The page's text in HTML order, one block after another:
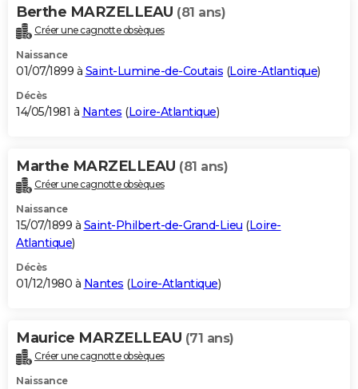
Berthe MARZELLEAU (81 ans)
Créer une cagnotte obsèques
Naissance
01/07/1899 à Saint-Lumine-de-Coutais (Loire-Atlantique)
Décès
14/05/1981 à Nantes (Loire-Atlantique)
Marthe MARZELLEAU (81 ans)
Créer une cagnotte obsèques
Naissance
15/07/1899 à Saint-Philbert-de-Grand-Lieu (Loire-
Atlantique)
Décès
01/12/1980 à Nantes (Loire-Atlantique)
Maurice MARZELLEAU (71 ans)
Créer une cagnotte obsèques
Naissance